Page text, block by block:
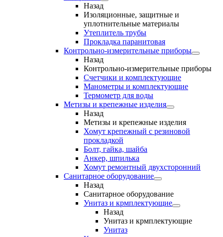
Назад
Изоляционные, защитные и
уплотнительные материалы
Утеплитель трубы
Прокладка паранитовая
Контрольно-измерительные приборы
Назад
Контрольно-измерительные приборы
Счетчики и комплектующие
Манометры и комплектующие
Термометр для воды
Метизы и крепежные изделия
Назад
Метизы и крепежные изделия
Хомут крепежный с резиновой
прокладкой
Болт, гайка, шайба
Анкер, шпилька
Хомут ремонтный двухсторонний
Санитарное оборудование
Назад
Санитарное оборудование
Унитаз и крмплектующие
Назад
Унитаз и крмплектующие
Унитаз